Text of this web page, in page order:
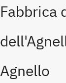
Fabbrica
Agnello